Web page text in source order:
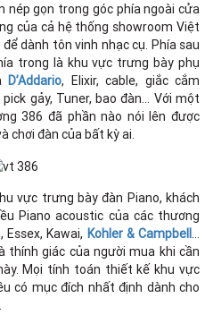
nép gọn trong góc phía ngoài cửa
của cả hệ thống showroom Việt
dành tôn vinh nhạc cụ. Phía sau
trong là khu vực trưng bày phụ
D’Addario, Elixir, cable, giắc cắm
gảy, Tuner, bao đàn… Với một
386 đã phần nào nói lên được
chơi đàn của bất kỳ ai.
vực trưng bày đàn Piano, khách
Piano acoustic của các thương
Kawai, Kohler & Campbell…
giác của người mua khi cần
Mọi tính toán thiết kế khu vực
có mục đích nhất định dành cho